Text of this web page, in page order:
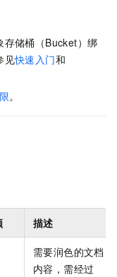
储桶（Bucket）绑
见快速入门和
。
描述
需要润色的文档
内容，需经过